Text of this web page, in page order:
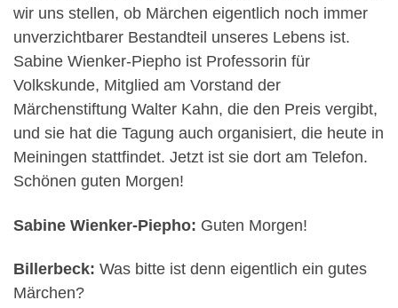
wir uns stellen, ob Märchen eigentlich noch immer
unverzichtbarer Bestandteil unseres Lebens ist.
Sabine Wienker-Piepho ist Professorin für
Volkskunde, Mitglied am Vorstand der
Märchenstiftung Walter Kahn, die den Preis vergibt,
und sie hat die Tagung auch organisiert, die heute in
Meiningen stattfindet. Jetzt ist sie dort am Telefon.
Schönen guten Morgen!
Sabine Wienker-Piepho: Guten Morgen!
Billerbeck: Was bitte ist denn eigentlich ein gutes
Märchen?